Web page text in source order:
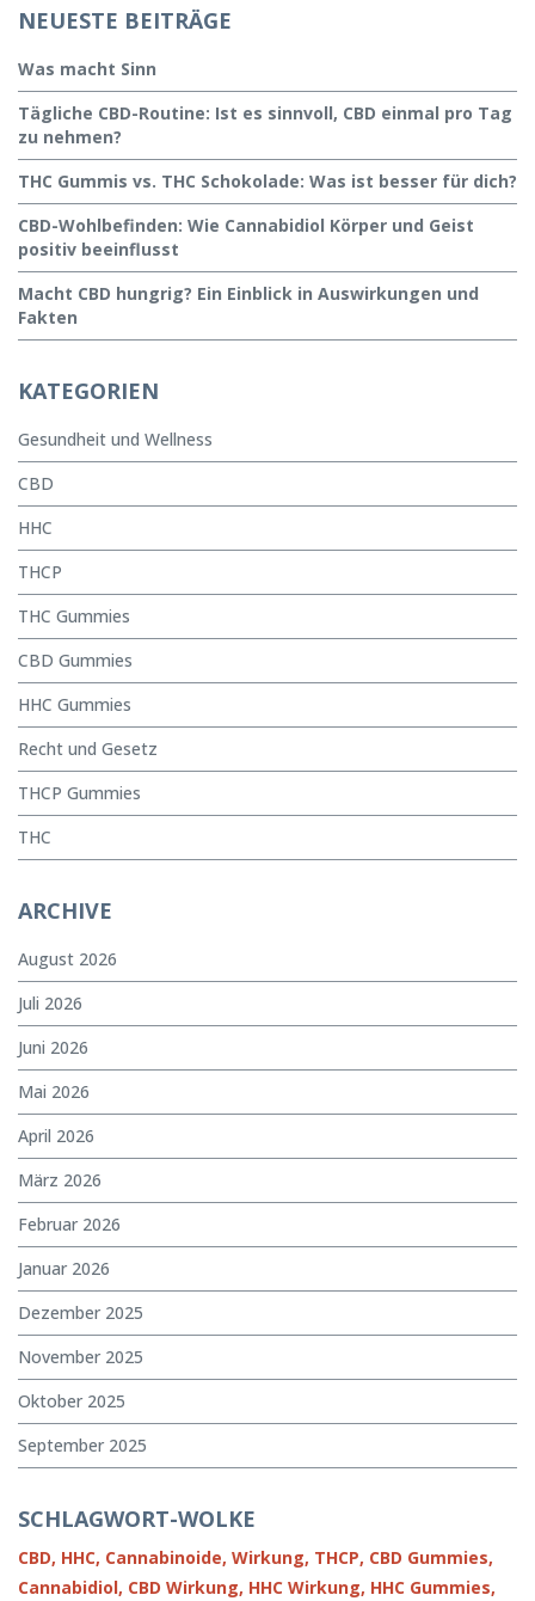
NEUESTE BEITRÄGE
Was macht Sinn
Tägliche CBD-Routine: Ist es sinnvoll, CBD einmal pro Tag
zu nehmen?
THC Gummis vs. THC Schokolade: Was ist besser für dich?
CBD-Wohlbefinden: Wie Cannabidiol Körper und Geist
positiv beeinflusst
Macht CBD hungrig? Ein Einblick in Auswirkungen und
Fakten
KATEGORIEN
Gesundheit und Wellness
CBD
HHC
THCP
THC Gummies
CBD Gummies
HHC Gummies
Recht und Gesetz
THCP Gummies
THC
ARCHIVE
August 2026
Juli 2026
Juni 2026
Mai 2026
April 2026
März 2026
Februar 2026
Januar 2026
Dezember 2025
November 2025
Oktober 2025
September 2025
SCHLAGWORT-WOLKE
CBD, HHC, Cannabinoide, Wirkung, THCP, CBD Gummies,
Cannabidiol, CBD Wirkung, HHC Wirkung, HHC Gummies,